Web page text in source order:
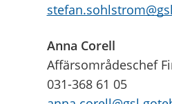
Anna Corell
Affärsområdeschef
031-368 61 05